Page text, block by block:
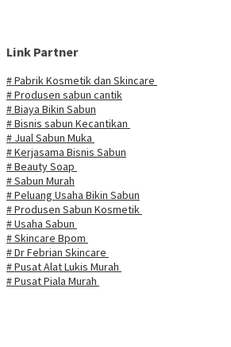
Link Partner
# Pabrik Kosmetik dan Skincare
# Produsen sabun cantik
# Biaya Bikin Sabun
# Bisnis sabun Kecantikan
# Jual Sabun Muka
# Kerjasama Bisnis Sabun
# Beauty Soap
# Sabun Murah
# Peluang Usaha Bikin Sabun
# Produsen Sabun Kosmetik
# Usaha Sabun
# Skincare Bpom
# Dr Febrian Skincare
# Pusat Alat Lukis Murah
# Pusat Piala Murah